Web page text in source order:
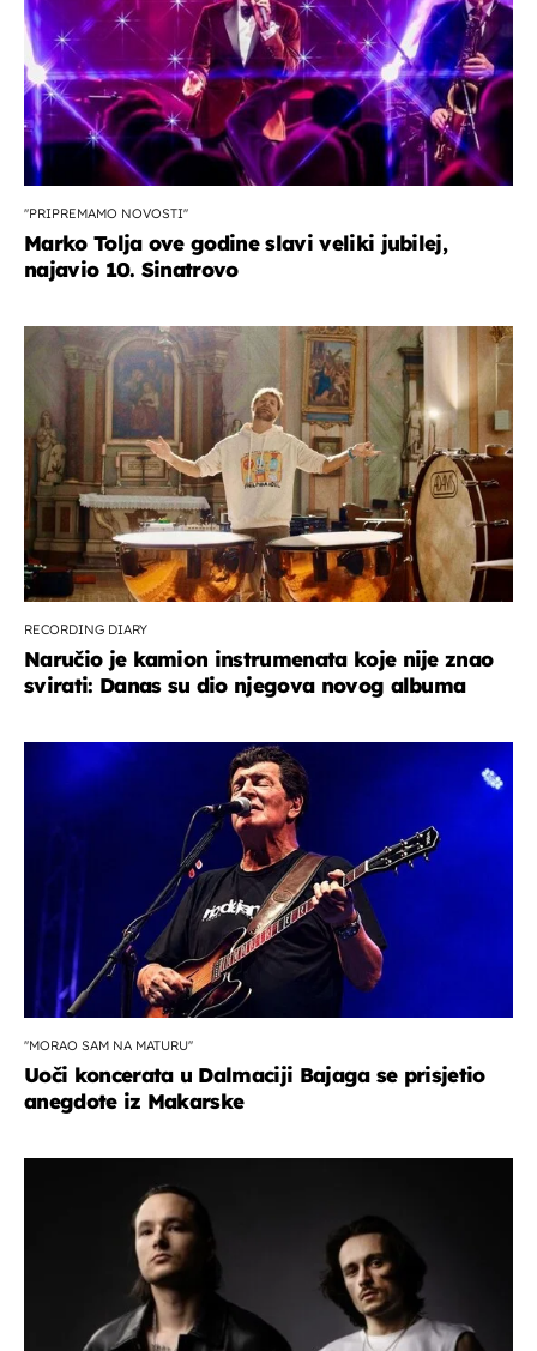
''PRIPREMAMO NOVOSTI''
Marko Tolja ove godine slavi veliki jubilej,
najavio 10. Sinatrovo
RECORDING DIARY
Naručio je kamion instrumenata koje nije znao
svirati: Danas su dio njegova novog albuma
''MORAO SAM NA MATURU''
Uoči koncerata u Dalmaciji Bajaga se prisjetio
anegdote iz Makarske